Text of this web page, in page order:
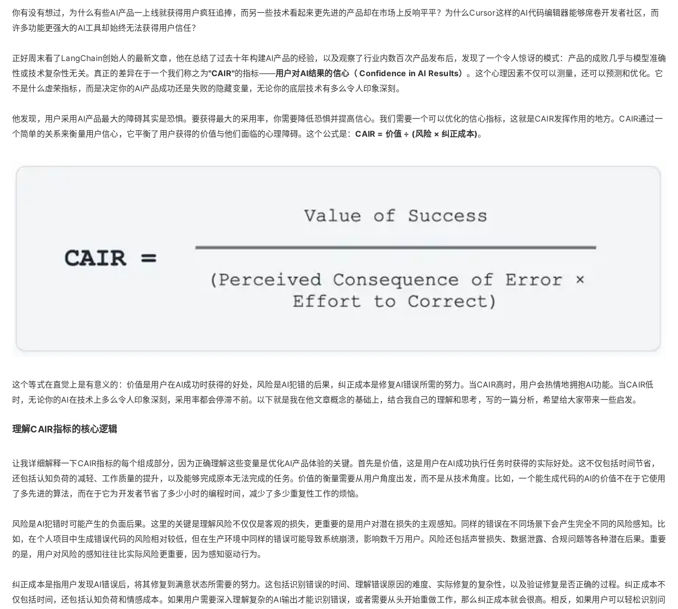
你有没有想过，为什么有些AI产品一上线就获得用户疯狂追捧，而另一些技术看起来更先进的产品却在市场上反响平平？为什么Cursor这样的AI代码编辑器能够席卷开发者社区，而
许多功能更强大的AI工具却始终无法获得用户信任？
正好周末看了LangChain创始人的最新文章，他在总结了过去十年构建AI产品的经验，以及观察了行业内数百次产品发布后，发现了一个令人惊讶的模式：产品的成败几乎与模型准确
性或技术复杂性无关。真正的差异在于一个我们称之为"CAIR"的指标——用户对AI结果的信心（ Confidence in AI Results）。这个心理因素不仅可以测量，还可以预测和优化。它
不是什么虚荣指标，而是决定你的AI产品成功还是失败的隐藏变量，无论你的底层技术有多么令人印象深刻。
他发现，用户采用AI产品最大的障碍其实是恐惧。要获得最大的采用率，你需要降低恐惧并提高信心。我们需要一个可以优化的信心指标，这就是CAIR发挥作用的地方。CAIR通过一
个简单的关系来衡量用户信心，它平衡了用户获得的价值与他们面临的心理障碍。这个公式是：CAIR = 价值 ÷ (风险 × 纠正成本)。
这个等式在直觉上是有意义的：价值是用户在AI成功时获得的好处，风险是AI犯错的后果，纠正成本是修复AI错误所需的努力。当CAIR高时，用户会热情地拥抱AI功能。当CAIR低
时，无论你的AI在技术上多么令人印象深刻，采用率都会停滞不前。以下就是我在他文章概念的基础上，结合我自己的理解和思考，写的一篇分析，希望给大家带来一些启发。
理解CAIR指标的核心逻辑
让我详细解释一下CAIR指标的每个组成部分，因为正确理解这些变量是优化AI产品体验的关键。首先是价值，这是用户在AI成功执行任务时获得的实际好处。这不仅包括时间节省，
还包括认知负荷的减轻、工作质量的提升，以及能够完成原本无法完成的任务。价值的衡量需要从用户角度出发，而不是从技术角度。比如，一个能生成代码的AI的价值不在于它使用
了多先进的算法，而在于它为开发者节省了多少小时的编程时间，减少了多少重复性工作的烦恼。
风险是AI犯错时可能产生的负面后果。这里的关键是理解风险不仅仅是客观的损失，更重要的是用户对潜在损失的主观感知。同样的错误在不同场景下会产生完全不同的风险感知。比
如，在个人项目中生成错误代码的风险相对较低，但在生产环境中同样的错误可能导致系统崩溃，影响数千万用户。风险还包括声誉损失、数据泄露、合规问题等各种潜在后果。重要
的是，用户对风险的感知往往比实际风险更重要，因为感知驱动行为。
纠正成本是指用户发现AI错误后，将其修复到满意状态所需要的努力。这包括识别错误的时间、理解错误原因的难度、实际修复的复杂性，以及验证修复是否正确的过程。纠正成本不
仅包括时间，还包括认知负荷和情感成本。如果用户需要深入理解复杂的AI输出才能识别错误，或者需要从头开始重做工作，那么纠正成本就会很高。相反，如果用户可以轻松识别问